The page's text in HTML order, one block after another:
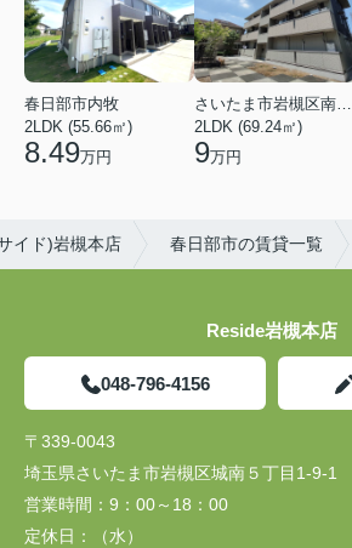
春日部市内牧
2LDK (55.66㎡)
8.49万円
さいたま市岩槻区南平野４丁目
2LDK (69.24㎡)
9万円
イド)岩槻本店 春日部市の賃貸一覧
Reside岩槻本店
048-796-4156
〒339-0043
埼玉県さいたま市岩槻区城南５丁目1-9-1
営業時間： 9：00～18：00
定休日：
（水）